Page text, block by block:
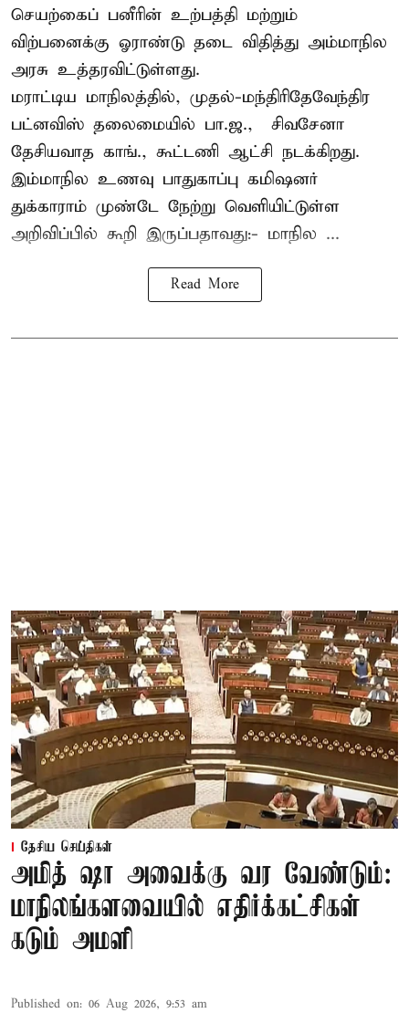
செயற்கைப் பனீரின் உற்பத்தி மற்றும்
விற்பனைக்கு ஓராண்டு தடை விதித்து அம்மாநில
அரசு உத்தரவிட்டுள்ளது.
மராட்டிய மாநிலத்தில், முதல்-மந்திரிதேவேந்திர
பட்னவிஸ் தலைமையில் பா.ஜ., – சிவசேனா –
தேசியவாத காங்., கூட்டணி ஆட்சி நடக்கிறது.
இம்மாநில உணவு பாதுகாப்பு கமிஷனர்
துக்காராம் முண்டே நேற்று வெளியிட்டுள்ள
அறிவிப்பில் கூறி இருப்பதாவது:- மாநில ...
Read More
தேசிய செய்திகள்
அமித் ஷா அவைக்கு வர வேண்டும்:
மாநிலங்களவையில் எதிர்க்கட்சிகள்
கடும் அமளி
Published on: 06 Aug 2026, 9:53 am